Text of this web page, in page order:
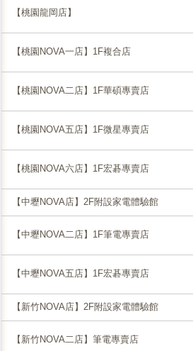
【桃園龍岡店】
【桃園NOVA一店】1F複合店
【桃園NOVA二店】1F華碩專賣店
【桃園NOVA五店】1F微星專賣店
【桃園NOVA六店】1F宏碁專賣店
【中壢NOVA店】2F附設家電體驗館
【中壢NOVA二店】1F筆電專賣店
【中壢NOVA五店】1F宏碁專賣店
【新竹NOVA店】2F附設家電體驗館
【新竹NOVA二店】筆電專賣店